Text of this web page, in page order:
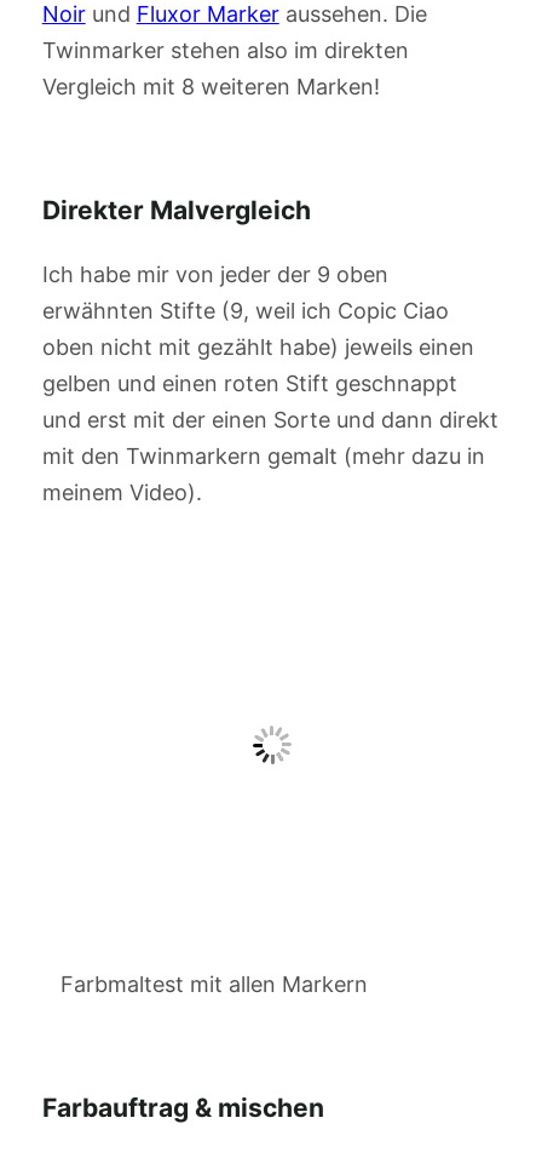
Noirund Fluxor Markeraussehen. Die
Twinmarker stehen also im direkten
Vergleich mit 8 weiteren Marken!
Direkter Malvergleich
Ich habe mir von jeder der 9 oben
erwähnten Stifte (9, weil ich Copic Ciao
oben nicht mit gezählt habe) jeweils einen
gelben und einen roten Stift geschnappt
und erst mit der einen Sorte und dann direkt
mit den Twinmarkern gemalt (mehr dazu in
meinem Video).
Farbmaltest mit allen Markern
Farbauftrag & mischen